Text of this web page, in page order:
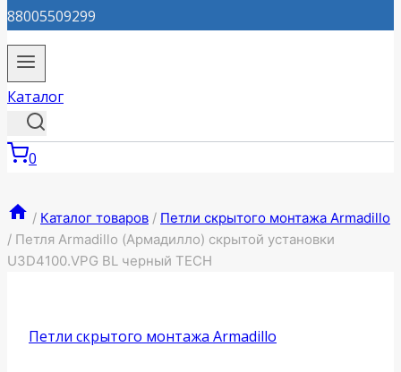
88005509299
Каталог
0
/ Каталог товаров / Петли скрытого монтажа Armadillo
/ Петля Armadillo (Армадилло) скрытой установки
U3D4100.VPG BL черный TECH
Петли скрытого монтажа Armadillo